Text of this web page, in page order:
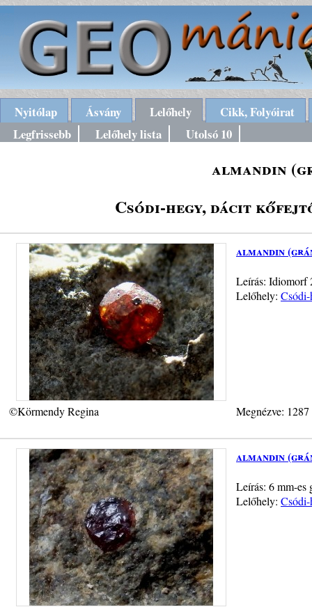
Nyitólap Ásvány Lelőhely
Cikk, Folyóirat
Legfrissebb
Lelőhely lista Utolsó 10
almandin
Csódi-hegy, dácit
almandin
Leírás: Idiomorf
Lelőhely:
©Körmendy Regina Megnézve:
almandin
Leírás: 6 mm-es
Lelőhely: